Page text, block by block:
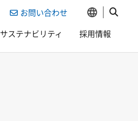
お問い合わせ
サステナビリティ 採用情報